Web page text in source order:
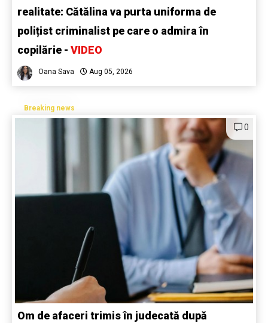
realitate: Cătălina va purta uniforma de
polițist criminalist pe care o admira în
copilărie - VIDEO
Oana Sava Aug 05, 2026
Breaking news
0
Om de afaceri trimis în judecată după